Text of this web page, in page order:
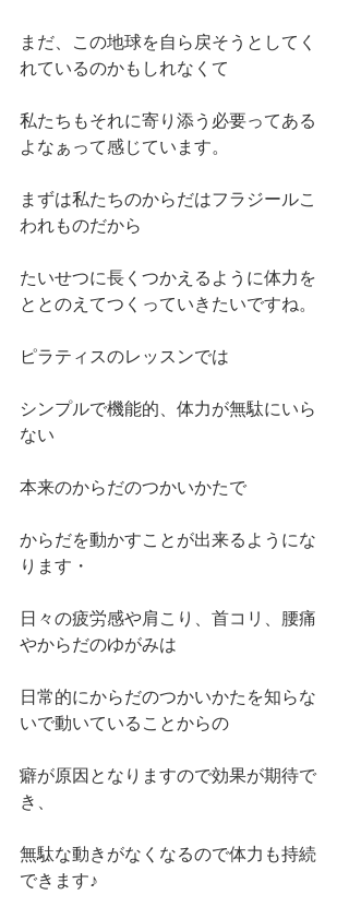
まだ、この地球を自ら戻そうとしてく
れているのかもしれなくて
私たちもそれに寄り添う必要ってある
よなぁって感じています。
まずは私たちのからだはフラジールこ
われものだから
たいせつに長くつかえるように体力を
ととのえてつくっていきたいですね。
ピラティスのレッスンでは
シンプルで機能的、体力が無駄にいら
ない
本来のからだのつかいかたで
からだを動かすことが出来るようにな
ります・
日々の疲労感や肩こり、首コリ、腰痛
やからだのゆがみは
日常的にからだのつかいかたを知らな
いで動いていることからの
癖が原因となりますので効果が期待で
き、
無駄な動きがなくなるので体力も持続
できます♪